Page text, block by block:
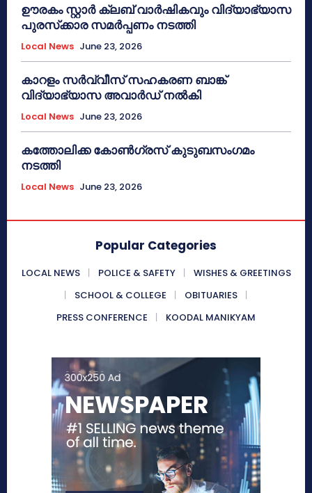
ഊരകം സ്റ്റാർ ക്ലബ് വാർഷികവും വിദ്യാഭ്യാസ
പുരസ്‌ക്കാര സമർപ്പണം നടത്തി
Local News June 23, 2026
കാറളം സർവ്വീസ് സഹകരണ ബാങ്ക്
വിദ്യാഭ്യാസ അവാർഡ് നൽകി
Local News June 23, 2026
കത്തോലിക്ക കോൺഗ്രസ് കുടുബസംഗമം
നടത്തി
Local News June 23, 2026
Popular Categories
LOCAL NEWS POLICE & SAFETY
WISHES & GREETINGS
SCHOOL & COLLEGE
OBITUARIES
PRESS CONFERENCE
KOODAL MANIKYAM